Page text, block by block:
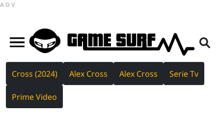
ADV
Cross (2024) Alex Cross Alex Cross Serie Tv
Prime Video